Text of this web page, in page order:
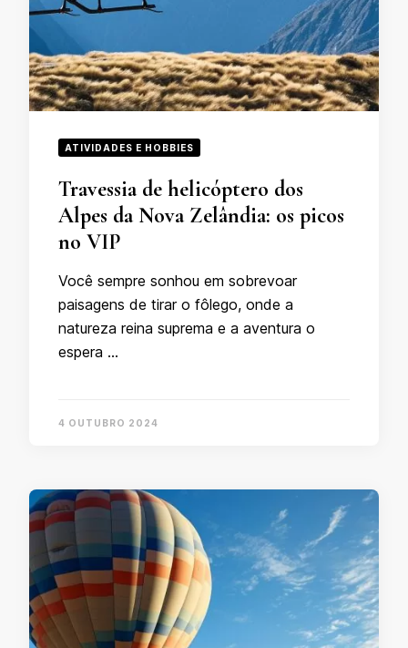
ATIVIDADES E HOBBIES
Travessia de helicóptero dos
Alpes da Nova Zelândia: os picos
no VIP
Você sempre sonhou em sobrevoar
paisagens de tirar o fôlego, onde a
natureza reina suprema e a aventura o
espera …
4 OUTUBRO 2024